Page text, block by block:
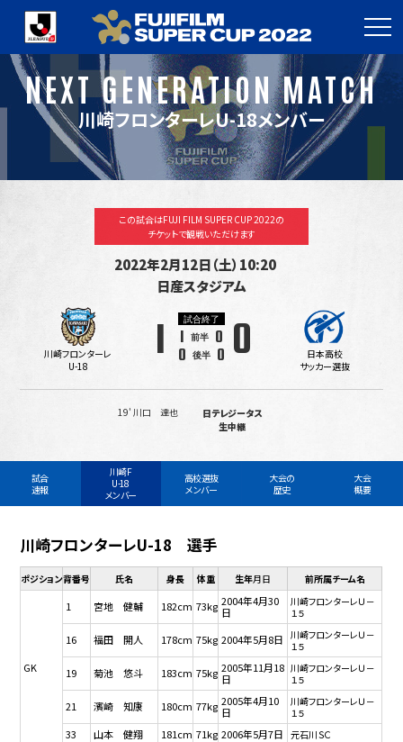
NEXT GENERATION MATCH
川崎フロンターレU-18メンバー
この試合はFUJI FILM SUPER CUP 2022の
チケットで観戦いただけます
2022年2月12日（土）10:20
日産スタジアム
川崎フロンターレ
U-18
1 試合終了
1 前半 0
0 後半 0 0
日本高校
サッカー選抜
19' 川口 達也
日テレジータス
生中継
試合
速報
川崎F
U-18
メンバー
高校選抜
メンバー
大会の
歴史
大会
概要
川崎フロンターレU-18 選手
ポジション背番号 氏名 身長 体重 生年月日 前所属チーム名
GK
1 宮地 健輔 182cm 73kg 2004年4月30
日
川崎フロンターレＵ－
１５
16 福田 開人 178cm 75kg 2004年5月8日
川崎フロンターレＵ－
１５
19 菊池 悠斗 183cm 75kg 2005年11月18
日
川崎フロンターレＵ－
１５
21 濱崎 知康 180cm 77kg 2005年4月10
日
川崎フロンターレＵ－
１５
33 山本 健翔 181cm 71kg 2006年5月7日 元石川ＳＣ